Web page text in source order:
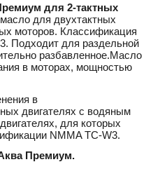
для 2-тактных
для двухтактных
моторов. Классификация
Подходит для раздельной
разбавленное.Масло
в моторах, мощностью
в
двигателях с водяным
для которых
NMMA TC-W3.
Премиум.